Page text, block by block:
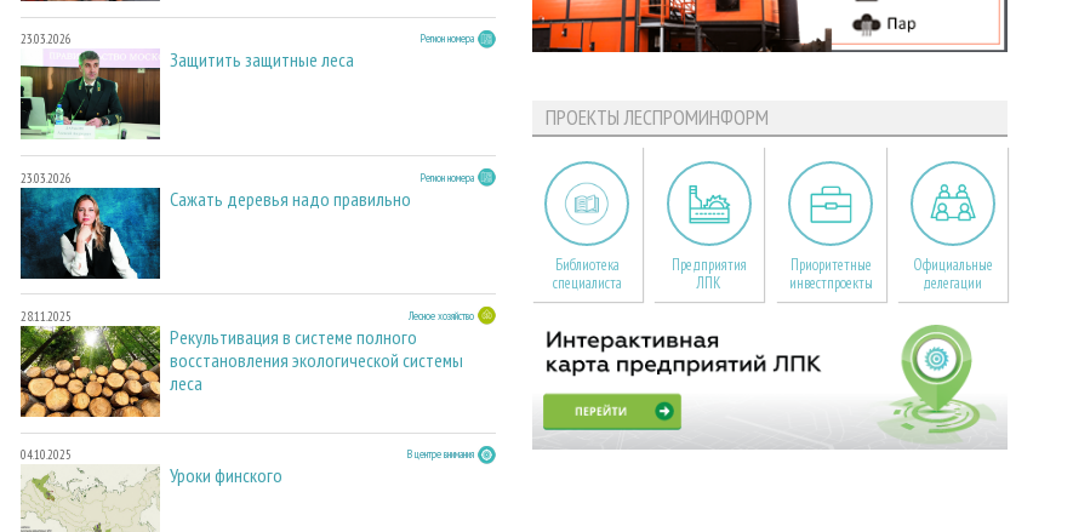
23.03.2026 Регион номера
Защитить защитные леса
23.03.2026 Регион номера
Сажать деревья надо правильно
28.11.2025 Лесное хозяйство
Рекультивация в системе полного
восстановления экологической системы
леса
04.10.2025 В центре внимания
Уроки финского
ПРОЕКТЫ ЛЕСПРОМИНФОРМ
Библиотека
специалиста
Предприятия
ЛПК
Приоритетные
инвестпроекты
Официальные
делегации